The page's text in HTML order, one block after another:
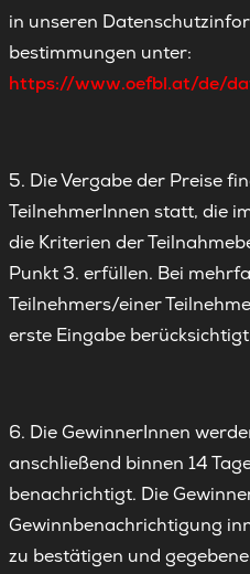
in unseren
bestimmungen unter:
https://www.oefbl.at/de/
5. Die Vergabe der Preise
TeilnehmerInnen statt, die
die Kriterien der
Punkt 3. erfüllen. Bei
Teilnehmers/einer
erste Eingabe
6. Die GewinnerInnen
anschließend binnen 14
benachrichtigt. Die
Gewinnbenachrichtigung
zu bestätigen und